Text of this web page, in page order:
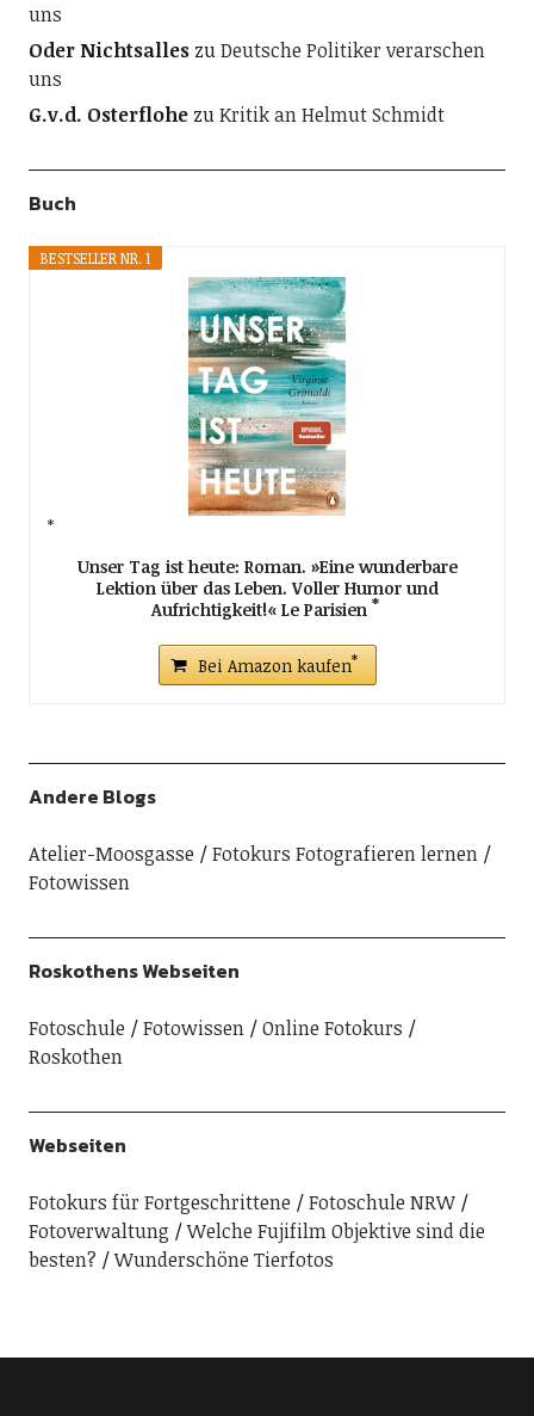
uns
Oder NichtsalleszuDeutsche Politiker verarschen
uns
G.v.d. OsterflohezuKritik an Helmut Schmidt
Buch
BESTSELLER NR. 1
Unser Tag ist heute: Roman. »Eine wunderbare
Lektion über das Leben. Voller Humor und
Aufrichtigkeit!« Le Parisien
Bei Amazon kaufen
Andere Blogs
Atelier-Moosgasse
Fotokurs Fotografieren lernen
Fotowissen
Roskothens Webseiten
Fotoschule Fotowissen
Online Fotokurs
Roskothen
Webseiten
Fotokurs für Fortgeschrittene
Fotoschule NRW
Fotoverwaltung
Welche Fujifilm Objektive sind die
besten?
Wunderschöne Tierfotos